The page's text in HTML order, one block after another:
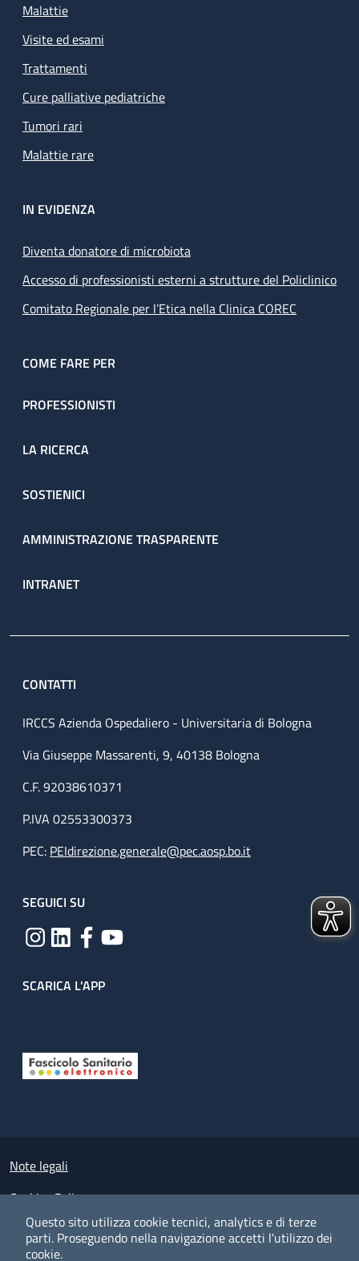
Questo sito utilizza cookie tecnici, analytics e di terze
parti. Proseguendo nella navigazione accetti l'utilizzo dei
cookie.
Malattie
Visite ed esami
Trattamenti
Cure palliative pediatriche
Tumori rari
Malattie rare
IN EVIDENZA
Diventa donatore di microbiota
Accesso di professionisti esterni a strutture del Policlinico
Comitato Regionale per l’Etica nella Clinica COREC
COME FARE PER
PROFESSIONISTI
LA RICERCA
SOSTIENICI
AMMINISTRAZIONE TRASPARENTE
INTRANET
CONTATTI
IRCCS Azienda Ospedaliero - Universitaria di Bologna
Via Giuseppe Massarenti, 9, 40138 Bologna
C.F. 92038610371
P.IVA 02553300373
PEC: PEIdirezione.generale@pec.aosp.bo.it
SEGUICI SU
SCARICA L'APP
Small prints
Note legali
Cookies Policy
Policy privacy e protezione del dato personale